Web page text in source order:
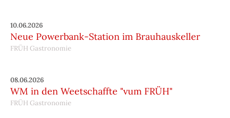
10.06.2026
Neue Powerbank-Station im Brauhauskeller
FRÜH Gastronomie
08.06.2026
WM in den Weetschaffte "vum FRÜH"
FRÜH Gastronomie